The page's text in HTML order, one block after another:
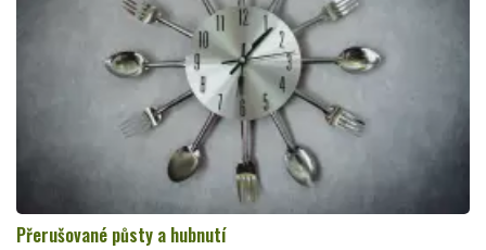
Přerušované půsty a hubnutí